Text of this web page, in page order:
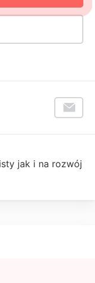
jak i na rozwój